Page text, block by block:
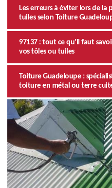
Les erreurs à éviter lors de la
tuiles selon Toiture
97137 : tout ce qu'il faut
vos tôles ou tuiles
Toiture Guadeloupe :
toiture en métal ou terre